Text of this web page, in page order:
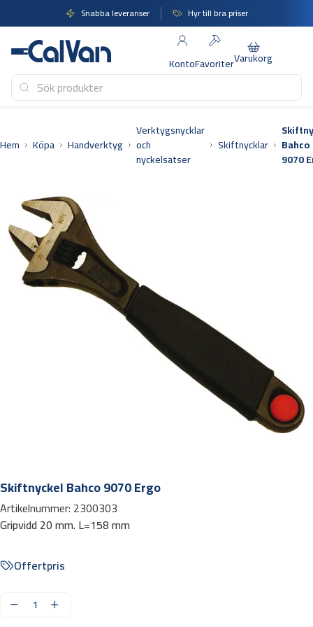
till
innehåll
Snabba leveranser Hyr till bra priser
KontoFavoriterVarukorg
Hem Köpa Handverktyg
Verktygsnycklar
och
nyckelsatser
Skiftnycklar
Bahco
9070
Skiftnyckel Bahco 9070 Ergo
Artikelnummer: 2300303
Gripvidd 20 mm. L=158 mm
Offertpris